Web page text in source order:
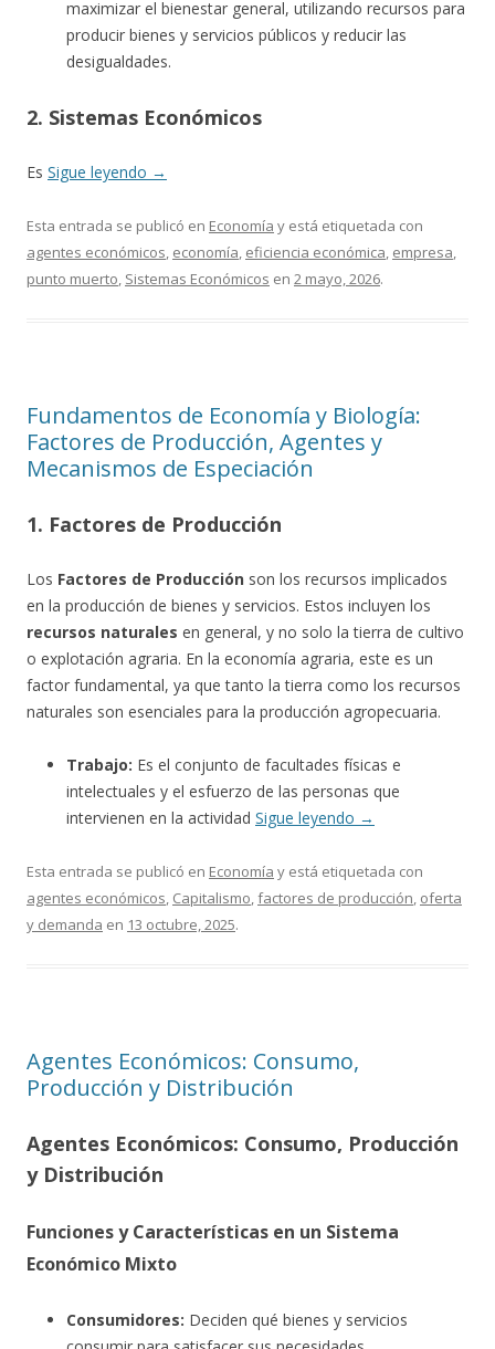
maximizar el bienestar general, utilizando recursos para
producir bienes y servicios públicos y reducir las
desigualdades.
2. Sistemas Económicos
Es Sigue leyendo →
Esta entrada se publicó en Economía y está etiquetada con
agentes económicos, economía, eficiencia económica, empresa,
punto muerto, Sistemas Económicos en 2 mayo, 2026.
Fundamentos de Economía y Biología:
Factores de Producción, Agentes y
Mecanismos de Especiación
1. Factores de Producción
Los Factores de Producción son los recursos implicados
en la producción de bienes y servicios. Estos incluyen los
recursos naturales en general, y no solo la tierra de cultivo
o explotación agraria. En la economía agraria, este es un
factor fundamental, ya que tanto la tierra como los recursos
naturales son esenciales para la producción agropecuaria.
Trabajo: Es el conjunto de facultades físicas e
intelectuales y el esfuerzo de las personas que
intervienen en la actividad Sigue leyendo →
Esta entrada se publicó en Economía y está etiquetada con
agentes económicos, Capitalismo,factores de producción, oferta
y demanda en 13 octubre, 2025.
Agentes Económicos: Consumo,
Producción y Distribución
Agentes Económicos: Consumo, Producción
y Distribución
Funciones y Características en un Sistema
Económico Mixto
Consumidores: Deciden qué bienes y servicios